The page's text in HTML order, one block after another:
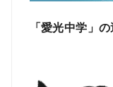
「愛光中学」